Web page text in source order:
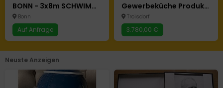
BONN - 3x8m SCHWIMMBAD HALLE SAUNA WELLNESS MASSAGE STUDIO POOL
Bonn
Auf Anfrage
Gewerbeküche Produktionsküche Bäckerei Backstube Cateringküche Küche Mietküche Kühlhaus Ladenlokal
Troisdorf
3.780,00 €
Neuste Anzeigen